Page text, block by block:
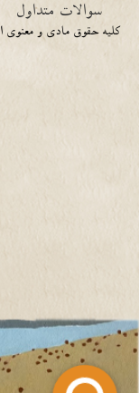
سوالات متداول
کلیه حقوق مادی و معنوی